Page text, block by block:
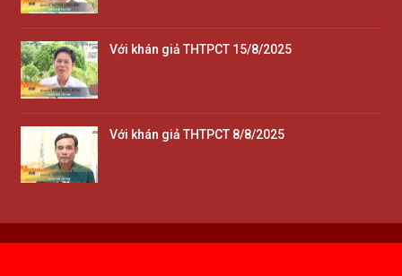
Với khán giả THTPCT 15/8/2025
Với khán giả THTPCT 8/8/2025